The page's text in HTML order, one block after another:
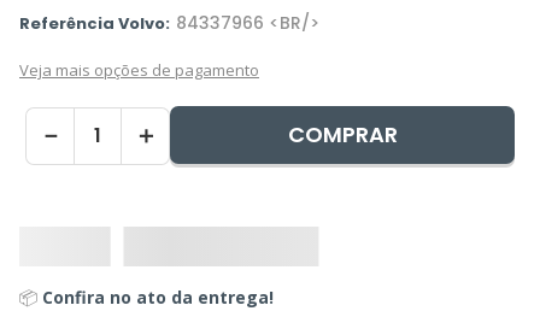
Referência Volvo: 84337966 <BR/>
Veja mais opções de pagamento
＋
－ COMPRAR
📦 Confira no ato da entrega!